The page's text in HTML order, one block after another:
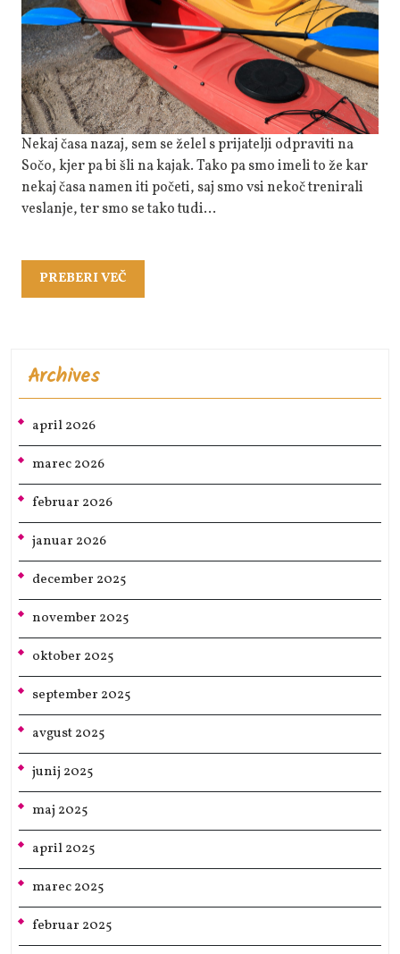
Če
Želimo
Izvajati
To
Nekaj časa nazaj, sem se želel s prijatelji odpraviti na
Sočo, kjer pa bi šli na kajak. Tako pa smo imeli to že kar
nekaj časa namen iti početi, saj smo vsi nekoč trenirali
veslanje, ter smo se tako tudi…
PREBERI VEČ
VEČ
Archives
april 2026
marec 2026
februar 2026
januar 2026
december 2025
november 2025
oktober 2025
september 2025
avgust 2025
junij 2025
maj 2025
april 2025
marec 2025
februar 2025